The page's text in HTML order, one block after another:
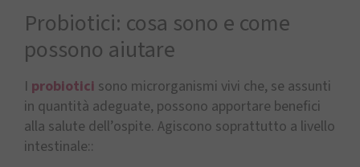
Probiotici: cosa sono e come
possono aiutare
I probiotici sono microrganismi vivi che, se assunti
in quantità adeguate, possono apportare benefici
alla salute dell’ospite. Agiscono soprattutto a livello
intestinale::